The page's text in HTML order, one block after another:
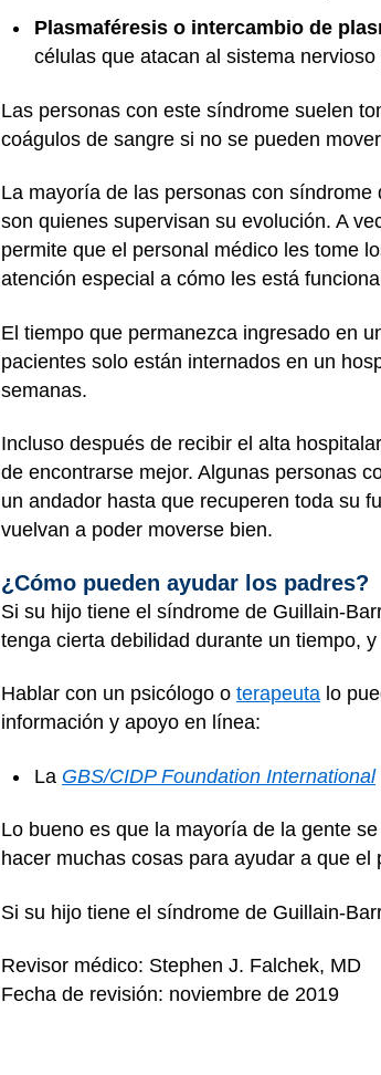
Plasmaféresis o intercambio de
células que atacan al sistema
Las personas con este síndrome suelen
coágulos de sangre si no se pueden
La mayoría de las personas con
son quienes supervisan su evolución. A
permite que el personal médico les tome
atención especial a cómo les está
El tiempo que permanezca ingresado en
pacientes solo están internados en un
semanas.
Incluso después de recibir el alta
de encontrarse mejor. Algunas personas
un andador hasta que recuperen toda su
vuelvan a poder moverse bien.
¿Cómo pueden ayudar los padres?
Si su hijo tiene el síndrome de Guillain-
tenga cierta debilidad durante un tiempo,
Hablar con un psicólogo o terapeuta lo
información y apoyo en línea:
La GBS/CIDP Foundation International
Lo bueno es que la mayoría de la gente
hacer muchas cosas para ayudar a que
Si su hijo tiene el síndrome de Guillain-
Revisor médico: Stephen J. Falchek, MD
Fecha de revisión: noviembre de 2019